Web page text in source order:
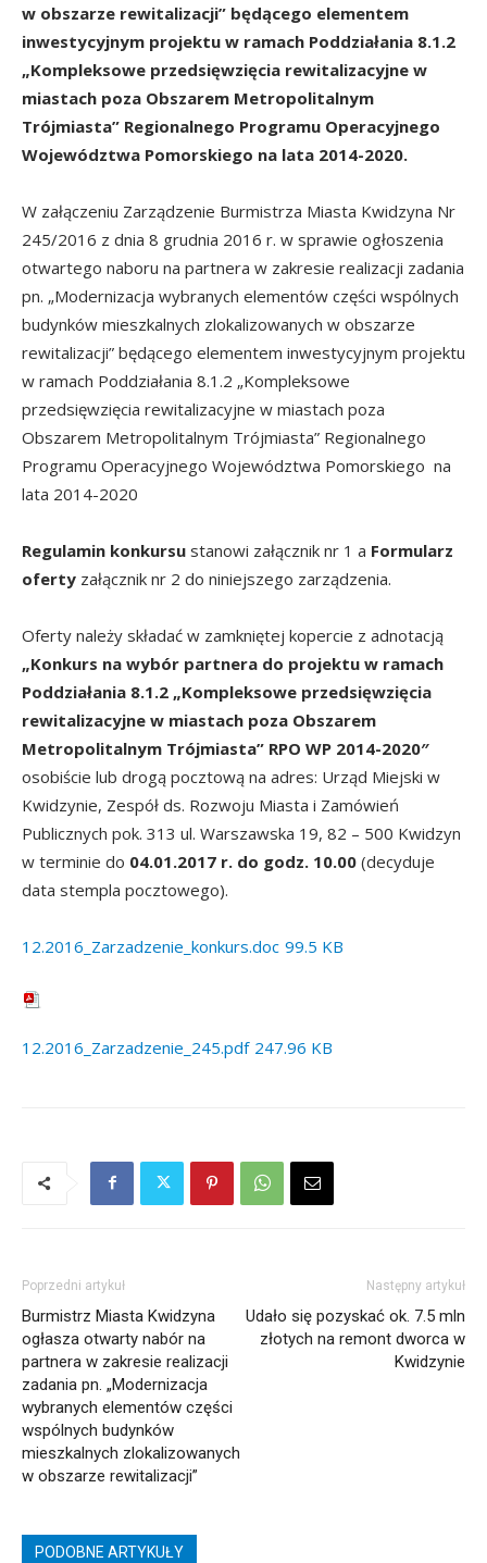
w obszarze rewitalizacji” będącego elementem
inwestycyjnym projektu w ramach Poddziałania 8.1.2
„Kompleksowe przedsięwzięcia rewitalizacyjne w
miastach poza Obszarem Metropolitalnym
Trójmiasta” Regionalnego Programu Operacyjnego
Województwa Pomorskiego na lata 2014-2020.
W załączeniu Zarządzenie Burmistrza Miasta Kwidzyna Nr
245/2016 z dnia 8 grudnia 2016 r. w sprawie ogłoszenia
otwartego naboru na partnera w zakresie realizacji zadania
pn. „Modernizacja wybranych elementów części wspólnych
budynków mieszkalnych zlokalizowanych w obszarze
rewitalizacji” będącego elementem inwestycyjnym projektu
w ramach Poddziałania 8.1.2 „Kompleksowe
przedsięwzięcia rewitalizacyjne w miastach poza
Obszarem Metropolitalnym Trójmiasta” Regionalnego
Programu Operacyjnego Województwa Pomorskiego na
lata 2014-2020
Regulamin konkursu stanowi załącznik nr 1 a Formularz
oferty załącznik nr 2 do niniejszego zarządzenia.
Oferty należy składać w zamkniętej kopercie z adnotacją
„Konkurs na wybór partnera do projektu w ramach
Poddziałania 8.1.2 „Kompleksowe przedsięwzięcia
rewitalizacyjne w miastach poza Obszarem
Metropolitalnym Trójmiasta” RPO WP 2014-2020″
osobiście lub drogą pocztową na adres: Urząd Miejski w
Kwidzynie, Zespół ds. Rozwoju Miasta i Zamówień
Publicznych pok. 313 ul. Warszawska 19, 82 – 500 Kwidzyn
w terminie do 04.01.2017 r. do godz. 10.00 (decyduje
data stempla pocztowego).
12.2016_Zarzadzenie_konkurs.doc 99.5 KB
12.2016_Zarzadzenie_245.pdf 247.96 KB
Poprzedni artykuł
Burmistrz Miasta Kwidzyna
ogłasza otwarty nabór na
partnera w zakresie realizacji
zadania pn. „Modernizacja
wybranych elementów części
wspólnych budynków
mieszkalnych zlokalizowanych
w obszarze rewitalizacji”
Następny artykuł
Udało się pozyskać ok. 7.5 mln
złotych na remont dworca w
Kwidzynie
PODOBNE ARTYKUŁY